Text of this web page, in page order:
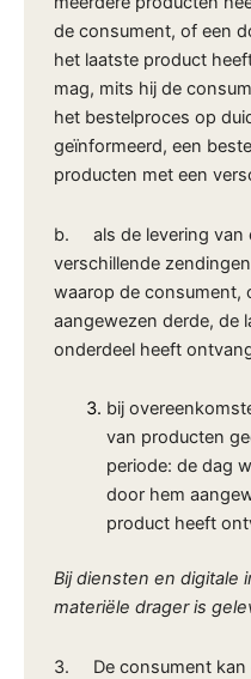
de consument, of een
het laatste product
mag, mits hij de
het bestelproces op
geïnformeerd, een
producten met een
b. als de levering van
verschillende
waarop de consument,
aangewezen derde, de
onderdeel heeft
bij
van producten
periode: de dag
door hem
product heeft
Bij diensten en digitale
materiële drager is
3. De consument kan